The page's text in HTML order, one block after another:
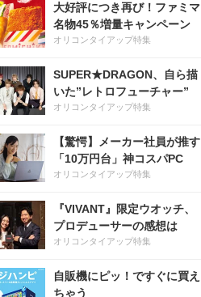
大好評につき再び！ファミマ
名物45％増量キャンペーン
オリコンタイアップ特集
SUPER★DRAGON、自ら描
いた”レトロフューチャー”
オリコンタイアップ特集
【驚愕】メーカー社員が推す
「10万円台」神コスパPC
オリコンタイアップ特集
『VIVANT』限定ウオッチ、
プロデューサーの感想は
オリコンタイアップ特集
自販機にピッ！ですぐに買え
ちゃう